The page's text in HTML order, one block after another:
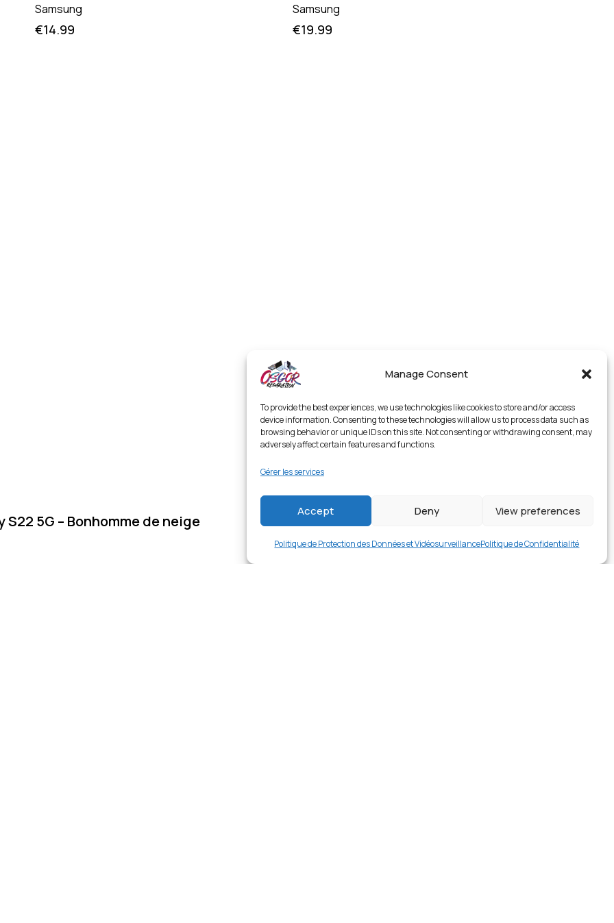
Manage Consent
To provide the best experiences, we use technologies like cookies to store and/or access
device information. Consenting to these technologies will allow us to process data such as
browsing behavior or unique IDs on this site. Not consenting or withdrawing consent, may
adversely affect certain features and functions.
Gérer les services
Accept Deny View preferences
Politique de Protection des Données et VidéosurveillancePolitique de Confidentialité
Samsung
€14.99
Samsung
€19.99
5G – Bonhomme de neige €
Buy now